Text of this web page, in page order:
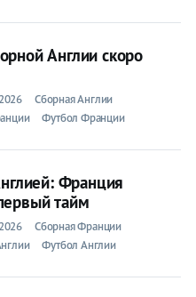
Англии скоро
Сборная Англии
Футбол Франции
Франция
тайм
Сборная Франции
Футбол Англии